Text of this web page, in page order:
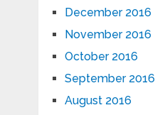
December 2016
November 2016
October 2016
September 2016
August 2016